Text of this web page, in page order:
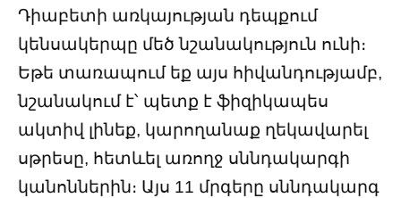
Դիաբետի առկայության դեպքում
կենսակերպը մեծ նշանակություն ունի։
Եթե տառապում եք այս հիվանդությամբ,
նշանակում է՝ պետք է ֆիզիկապես
ակտիվ լինեք, կարողանաք ղեկավարել
սթրեսը, հետևել առողջ սննդակարգի
կանոններին։ Այս 11 մրգերը սննդակարգ